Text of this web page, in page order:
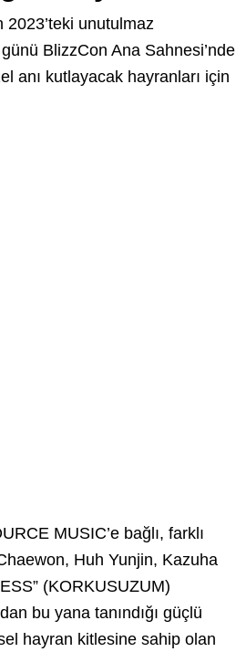
2023’teki unutulmaz
BlizzCon Ana Sahnesi’nde
anı kutlayacak hayranları için
MUSIC’e bağlı, farklı
Huh Yunjin, Kazuha
(KORKUSUZUM)
bu yana tanındığı güçlü
hayran kitlesine sahip olan